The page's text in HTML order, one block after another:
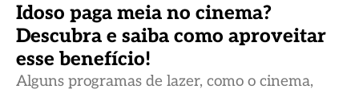
Idoso paga meia no cinema?
Descubra e saiba como aproveitar
esse benefício!
Alguns programas de lazer, como o cinema,